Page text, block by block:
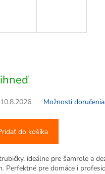
10.8.2026 Možnosti doručenia
do košíka
ideálne pre šamrole a
Perfektné pre domáce i